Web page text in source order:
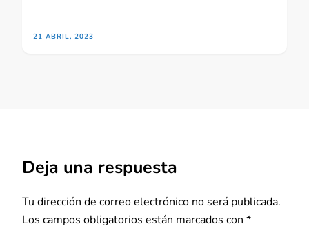
21 ABRIL, 2023
Deja una respuesta
Tu dirección de correo electrónico no será publicada.
Los campos obligatorios están marcados con *